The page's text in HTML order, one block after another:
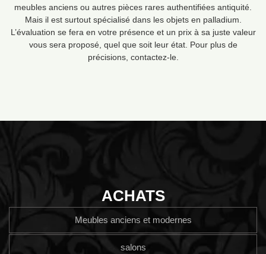
meubles anciens ou autres pièces rares authentifiées antiquité.
Mais il est surtout spécialisé dans les objets en palladium.
L’évaluation se fera en votre présence et un prix à sa juste valeur
vous sera proposé, quel que soit leur état. Pour plus de
précisions, contactez-le.
ACHATS
Meubles anciens et modernes
salons